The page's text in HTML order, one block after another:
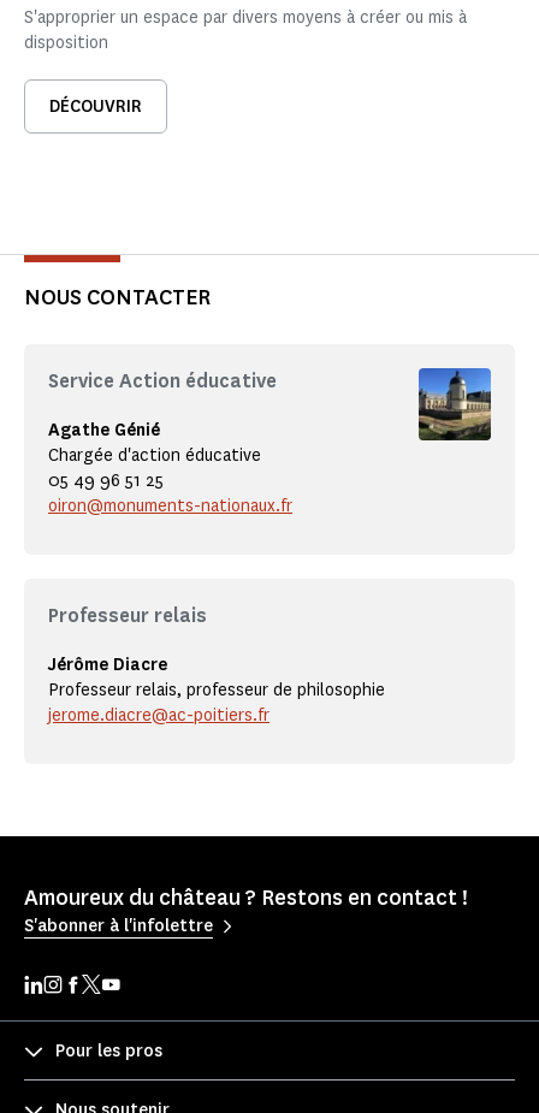
S'approprier un espace par divers moyens à créer ou mis à
disposition
DÉCOUVRIR
NOUS CONTACTER
Service Action éducative
Agathe Génié
Chargée d'action éducative
05 49 96 51 25
oiron@monuments-nationaux.fr
Professeur relais
Jérôme Diacre
Professeur relais, professeur de philosophie
jerome.diacre@ac-poitiers.fr
Amoureux du château ? Restons en contact !
S'abonner à l'infolettre
Pour les pros